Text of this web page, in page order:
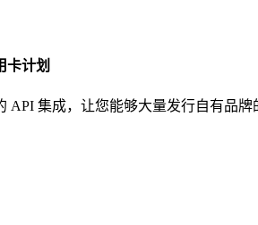
卡计划
API 集成，让您能够大量发行自有品牌